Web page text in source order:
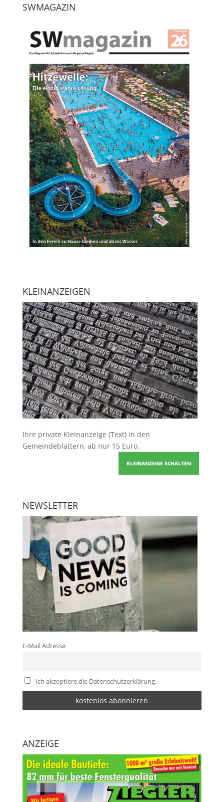
SWMAGAZIN
KLEINANZEIGEN
Ihre private Kleinanzeige (Text) in den
Gemeindeblättern, ab nur 15 Euro.
KLEINANZEIGE SCHALTEN
NEWSLETTER
E-Mail Adresse
Ich akzeptiere die Datenschutzerklärung.
ANZEIGE